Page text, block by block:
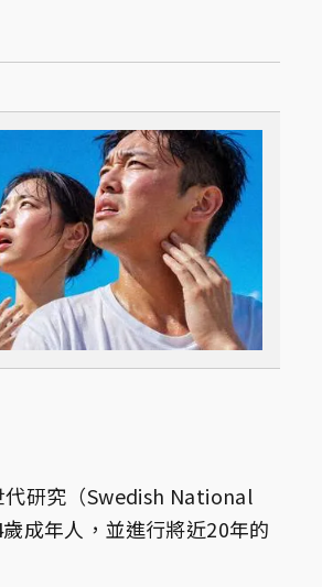
代研究（Swedish National
成年人，並進行將近20年的